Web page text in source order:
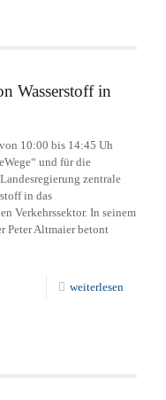
Wasserstoff in
10:00 bis 14:45 Uh
und für die
zentrale
in das
Verkehrssektor. In seinem
Peter Altmaier betont
weiterlesen